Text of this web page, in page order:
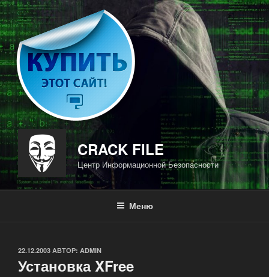
Перейти
к
содержимому
CRACK FILE
Центр Информационной Безопасности
Меню
ОПУБЛИКОВАНО
22.12.2003 АВТОР: ADMIN
Установка XFree